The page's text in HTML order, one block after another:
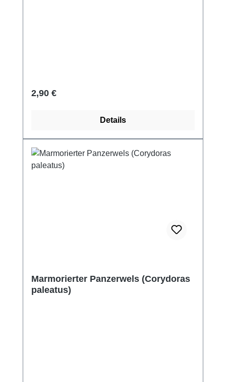
Regulärer Preis:
2,90 €
Details
Marmorierter Panzerwels (Corydoras
paleatus)